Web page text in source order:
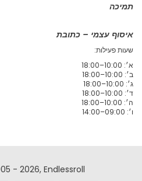
תמיכה
איסוף עצמי – כתובת
שעות פעילות:
א׳: 10:00–18:00
ב׳: 10:00–18:00
ג׳: 10:00–18:00
ד׳: 10:00–18:00
ה׳: 10:00–18:00
ו׳: 09:00–14:00
- 2026, Endlessroll